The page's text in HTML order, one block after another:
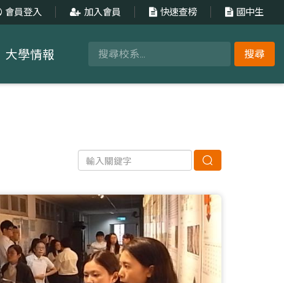
會員登入 加入會員 快速查榜 國中生
搜尋
大學情報